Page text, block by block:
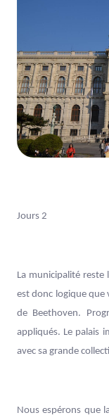
Jours 2
La municipalité reste
est donc logique que
de Beethoven.
appliqués. Le palais
avec sa grande
Nous espérons que